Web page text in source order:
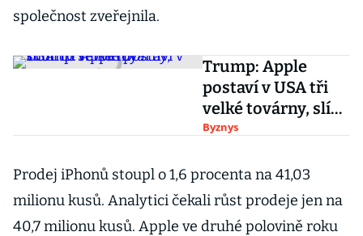
společnost zveřejnila.
Trump: Apple
postaví v USA tři
velké továrny, slíbil
to šéf firmy
Byznys
Prodej iPhonů stoupl o 1,6 procenta na 41,03
milionu kusů. Analytici čekali růst prodeje jen na
40,7 milionu kusů. Apple ve druhé polovině roku